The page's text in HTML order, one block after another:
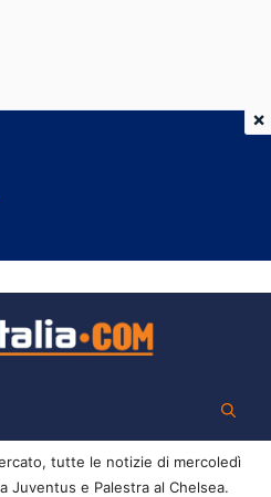
tutte le notizie di mercoledì
Juventus e Palestra al Chelsea.
×